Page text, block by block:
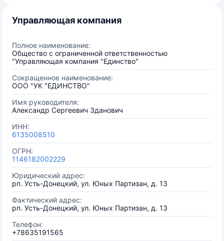
Управляющая компания
Полное наименование:
Общество с ограниченной ответственностью
"Управляющая компания "Единство"
Сокращенное наименование:
ООО "УК "ЕДИНСТВО"
Имя руководителя:
Александр Сергеевич Зданович
ИНН:
6135008510
ОГРН:
1146182002229
Юридический адрес:
рп. Усть-Донецкий, ул. Юных Партизан, д. 13
Фактический адрес:
рп. Усть-Донецкий, ул. Юных Партизан, д. 13
Телефон:
+78635191565